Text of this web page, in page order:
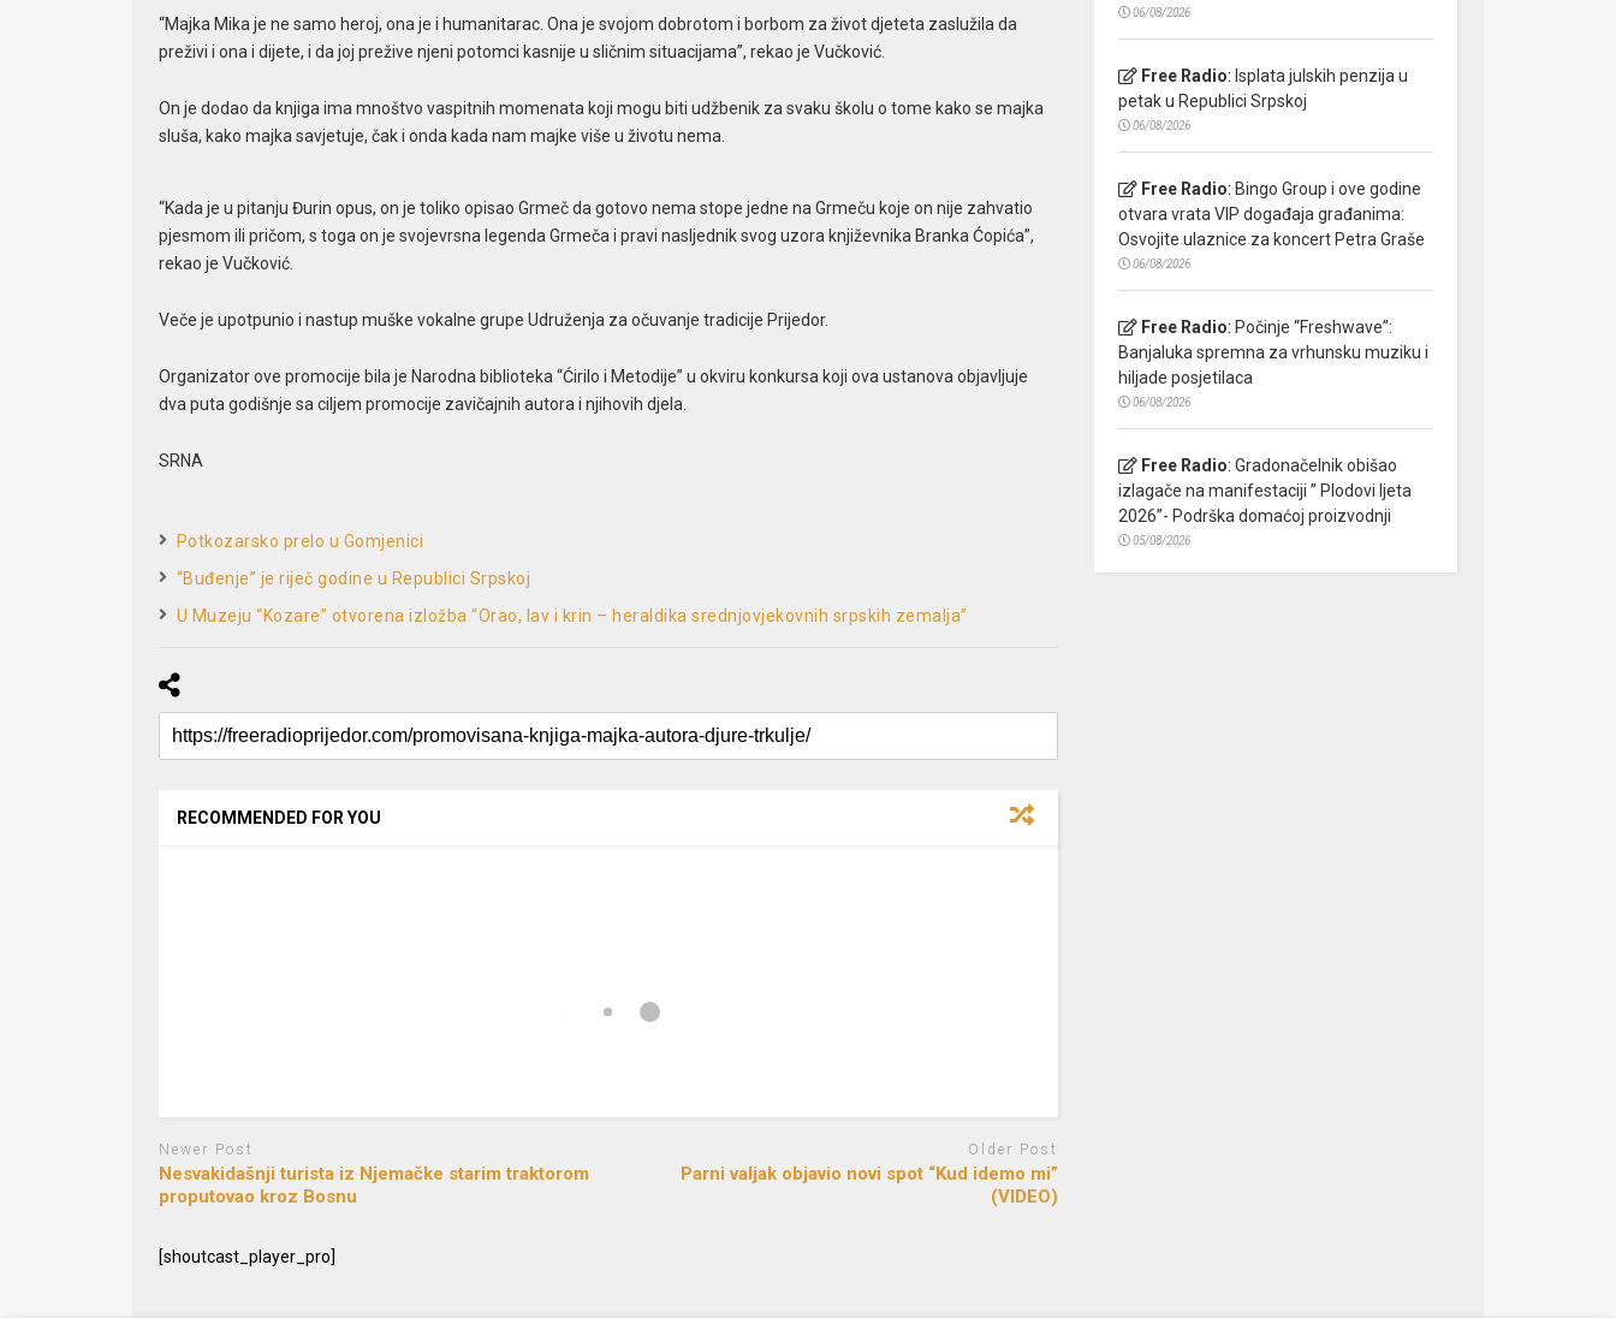
“Majka Mika je ne samo heroj, ona je i humanitarac. Ona je svojom dobrotom i borbom za život djeteta zaslužila da
preživi i ona i dijete, i da joj prežive njeni potomci kasnije u sličnim situacijama”, rekao je Vučković.
On je dodao da knjiga ima mnoštvo vaspitnih momenata koji mogu biti udžbenik za svaku školu o tome kako se majka
sluša, kako majka savjetuje, čak i onda kada nam majke više u životu nema.
“Kada je u pitanju Đurin opus, on je toliko opisao Grmeč da gotovo nema stope jedne na Grmeču koje on nije zahvatio
pjesmom ili pričom, s toga on je svojevrsna legenda Grmeča i pravi nasljednik svog uzora književnika Branka Ćopića”,
rekao je Vučković.
Veče je upotpunio i nastup muške vokalne grupe Udruženja za očuvanje tradicije Prijedor.
Organizator ove promocije bila je Narodna biblioteka “Ćirilo i Metodije” u okviru konkursa koji ova ustanova objavljuje
dva puta godišnje sa ciljem promocije zavičajnih autora i njihovih djela.
SRNA
Potkozarsko prelo u Gomjenici
“Buđenje” je riječ godine u Republici Srpskoj
U Muzeju “Kozare” otvorena izložba “Orao, lav i krin – heraldika srednjovjekovnih srpskih zemalja”
RECOMMENDED FOR YOU
Newer Post
Nesvakidašnji turista iz Njemačke starim traktorom
proputovao kroz Bosnu
Older Post
Parni valjak objavio novi spot “Kud idemo mi”
(VIDEO)
06/08/2026
Free Radio: Isplata julskih penzija u
petak u Republici Srpskoj
06/08/2026
Free Radio: Bingo Group i ove godine
otvara vrata VIP događaja građanima:
Osvojite ulaznice za koncert Petra Graše
06/08/2026
Free Radio: Počinje “Freshwave”:
Banjaluka spremna za vrhunsku muziku i
hiljade posjetilaca
06/08/2026
Free Radio: Gradonačelnik obišao
izlagače na manifestaciji ” Plodovi ljeta
2026”- Podrška domaćoj proizvodnji
05/08/2026
[shoutcast_player_pro]